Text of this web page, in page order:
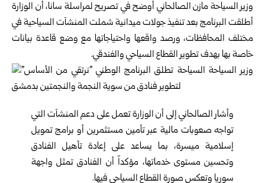
وزير السياحة مازن الصالحاني أوضح في تصريح لمراسلة سانا، أن الوزارة
أطلقت البرنامج بعد تنفيذ جولات ميدانية شملت المنشآت السياحية في
مختلف المحافظات، ورصد واقعها واحتياجاتها مع وضع قاعدة بيانات
خاصة بها بهدف تطوير القطاع السياحي والفندقي.
وأشار الصالحاني إلى أن الوزارة تعمل على دعم المنشآت التي
تواجه صعوبات مالية عبر تأمين مستثمرين أو برامج تمويل
إسلامية ميسرة، بما يساعد على إعادة تأهيل الفنادق
وتحسين مستوى خدماتها، مؤكداً أن الفنادق تمثل واجهة
سوريا وتعكس صورة القطاع السياحي فيها.